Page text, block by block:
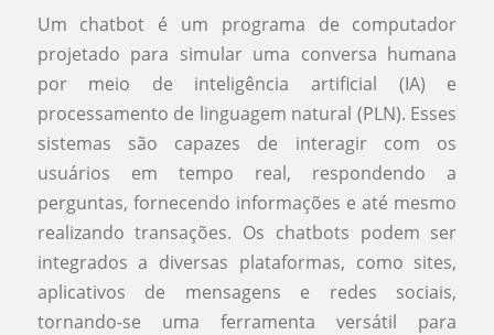
Um chatbot é um programa de computador
projetado para simular uma conversa humana
por meio de inteligência artificial (IA) e
processamento de linguagem natural (PLN). Esses
sistemas são capazes de interagir com os
usuários em tempo real, respondendo a
perguntas, fornecendo informações e até mesmo
realizando transações. Os chatbots podem ser
integrados a diversas plataformas, como sites,
aplicativos de mensagens e redes sociais,
tornando-se uma ferramenta versátil para